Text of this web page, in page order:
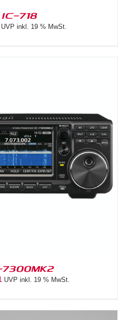
IC-718
UVP inkl. 19 % MwSt.
7300MK2
UVP inkl. 19 % MwSt.